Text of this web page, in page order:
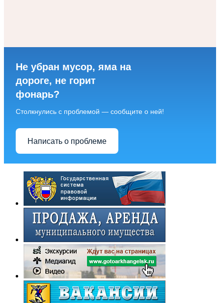
Не убран мусор, яма на
дороге, не горит
фонарь?
Столкнулись с проблемой — сообщите о ней!
Написать о проблеме